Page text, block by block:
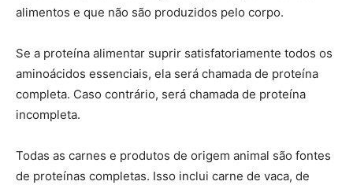
alimentos e que não são produzidos pelo corpo.
Se a proteína alimentar suprir satisfatoriamente todos os
aminoácidos essenciais, ela será chamada de proteína
completa. Caso contrário, será chamada de proteína
incompleta.
Todas as carnes e produtos de origem animal são fontes
de proteínas completas. Isso inclui carne de vaca, de